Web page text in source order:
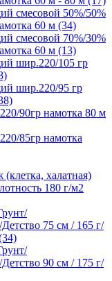
смесовой 50%/50%
60 м (34)
смесовой 70%/30%
60 м (13)
шир.220/105 гр
шир.220/95 гр
90гр намотка 80 м
85гр намотка
халатная)
180 г/м2
75 см / 165 г/
90 см / 175 г/